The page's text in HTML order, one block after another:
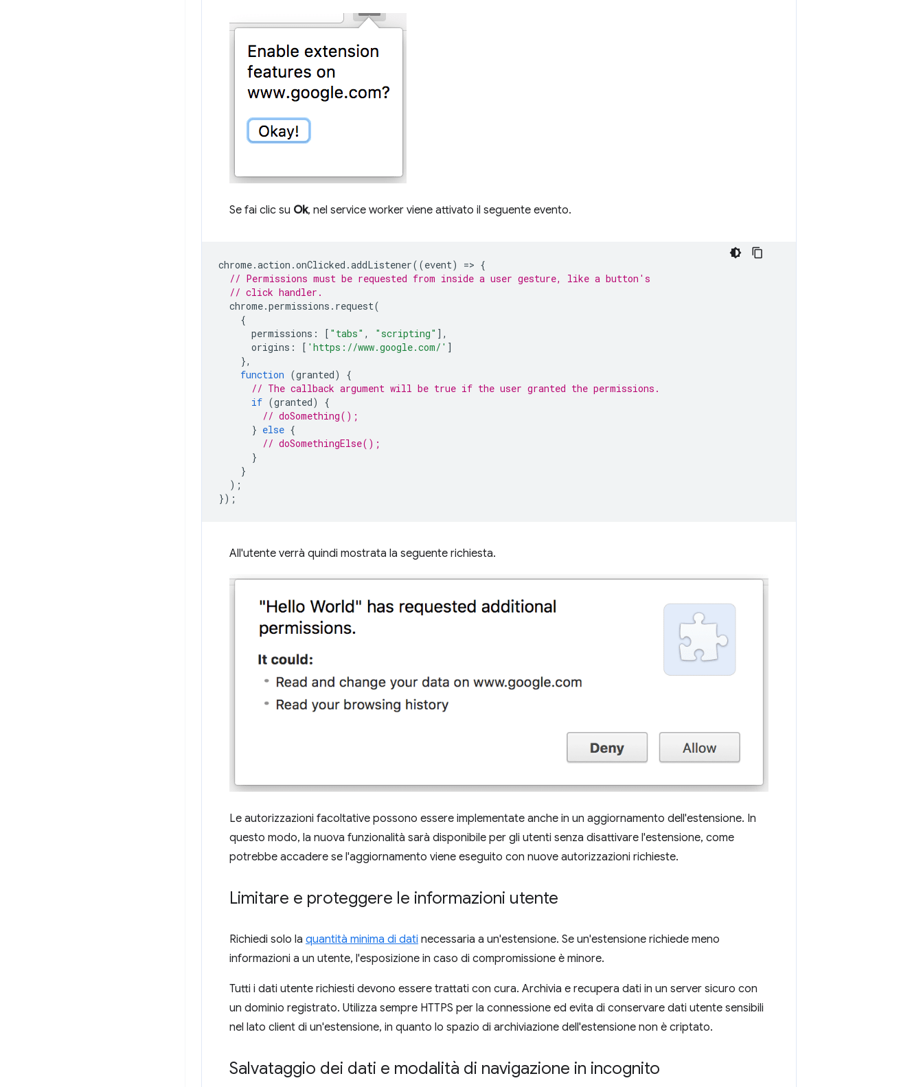
Se fai clic su Ok, nel service worker viene attivato il seguente evento.
chrome.action .onClicked .addListener((event) => {
// Permissions must be requested from inside a user gesture, like a button's
// click handler.
chrome.permissions . request(
{
permissions : [ "tabs" , "scripting" ],
origins : [ 'https://www.google.com/' ]
},
function (granted)
{
// The callback argument will be true if the user granted the permissions.
if (granted)
{
// doSomething();
} else {
// doSomethingElse();
}
}
);
});
All'utente verrà quindi mostrata la seguente richiesta.
Le autorizzazioni facoltative possono essere implementate anche in un aggiornamento dell'estensione. In
questo modo, la nuova funzionalità sarà disponibile per gli utenti senza disattivare l'estensione, come
potrebbe accadere se l'aggiornamento viene eseguito con nuove autorizzazioni richieste.
Limitare e proteggere le informazioni utente
Richiedi solo la quantità minima di dati necessaria a un'estensione. Se un'estensione richiede meno
informazioni a un utente, l'esposizione in caso di compromissione è minore.
Tutti i dati utente richiesti devono essere trattati con cura. Archivia e recupera dati in un server sicuro con
un dominio registrato. Utilizza sempre HTTPS per la connessione ed evita di conservare dati utente sensibili
nel lato client di un'estensione, in quanto lo spazio di archiviazione dell'estensione non è criptato.
Salvataggio dei dati e modalità di navigazione in incognito